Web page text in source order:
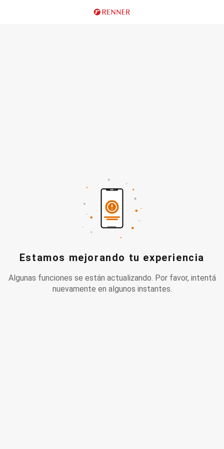
Estamos mejorando tu experiencia
Algunas funciones se están actualizando. Por favor, intentá
nuevamente en algunos instantes.